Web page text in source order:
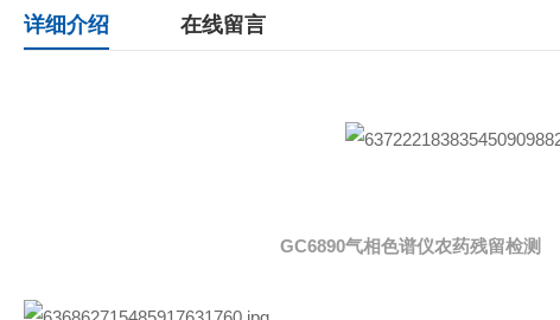
详细介绍 在线留言
GC6890气相色谱仪农药残留检测